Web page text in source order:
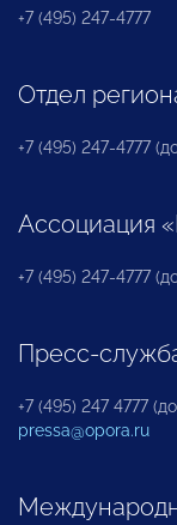
+7 (495) 247-4777
Отдел
+7 (495) 247-4777
Ассоциация
+7 (495) 247-4777
Пресс-
+7 (495) 247 4777
pressa@opora.ru